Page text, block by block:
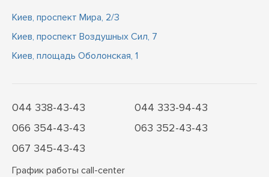
Киев, проспект Мира, 2/3
Киев, проспект Воздушных Сил, 7
Киев, площадь Оболонская, 1
044 338-43-43
044 333-94-43
066 354-43-43
063 352-43-43
067 345-43-43
График работы call-center